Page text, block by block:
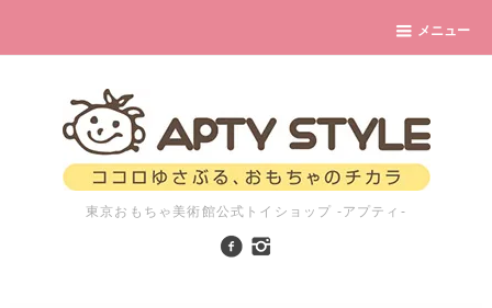
メニュー
東京おもちゃ美術館公式トイショップ -アプティ-